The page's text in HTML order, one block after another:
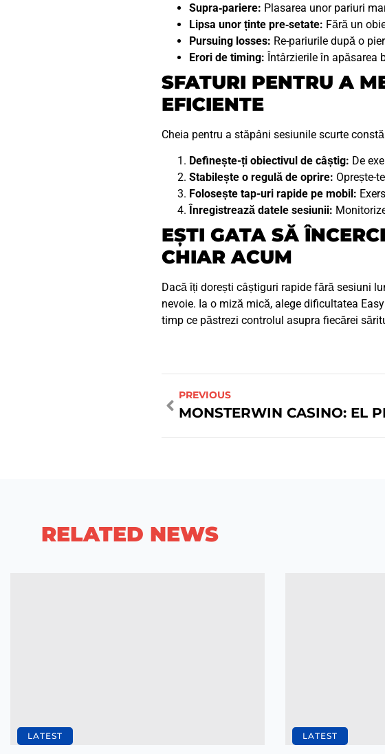
Supra‑pariere: Plasarea unor pariuri
Lipsa unor ținte pre‑setate: Fără un
Pursuing losses: Re-pariurile după o
Erori de timing: Întârzierile în apăsarea
SFATURI PENTRU A
EFICIENTE
Cheia pentru a stăpâni sesiunile scurte
Definește-ți obiectivul de câștig: De
Stabilește o regulă de oprire: Oprește-
Folosește tap-uri rapide pe mobil:
Înregistrează datele sesiunii:
EȘTI GATA SĂ
CHIAR ACUM
Dacă îți dorești câștiguri rapide fără sesiuni
nevoie. Ia o miză mică, alege dificultatea
timp ce păstrezi controlul asupra fiecărei
PREVIOUS
RELATED NEWS
LATEST LATEST